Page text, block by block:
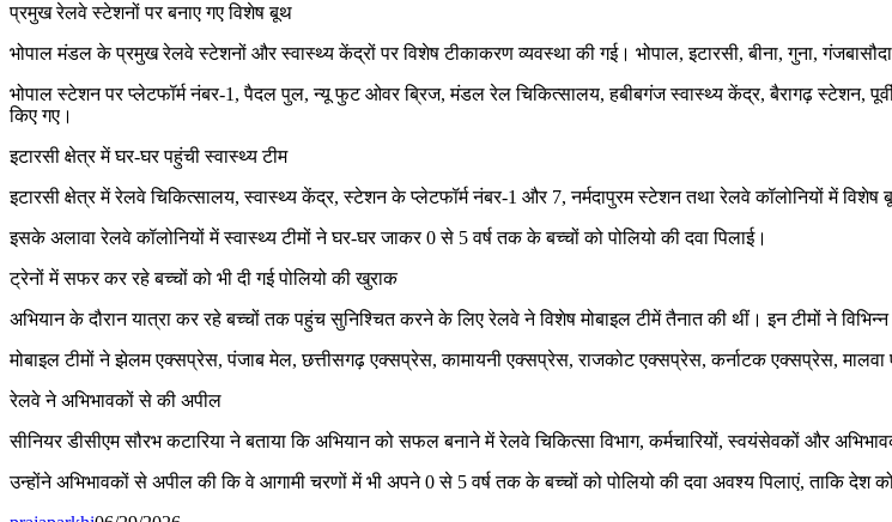
प्रमुख रेलवे स्टेशनों पर बनाए गए विशेष बूथ
भोपाल मंडल के प्रमुख रेलवे स्टेशनों और स्वास्थ्य केंद्रों पर विशेष टीकाकरण व्यवस्था की गई। भोपाल, इटारसी, बीना, गुना,
भोपाल स्टेशन पर प्लेटफॉर्म नंबर-1, पैदल पुल, न्यू फुट ओवर ब्रिज, मंडल रेल चिकित्सालय, हबीबगंज स्वास्थ्य केंद्र, बैरागढ़ स्टेशन,
किए गए।
इटारसी क्षेत्र में घर-घर पहुंची स्वास्थ्य टीम
इटारसी क्षेत्र में रेलवे चिकित्सालय, स्वास्थ्य केंद्र, स्टेशन के प्लेटफॉर्म नंबर-1 और 7, नर्मदापुरम स्टेशन तथा रेलवे कॉलोनियों में विशेष
इसके अलावा रेलवे कॉलोनियों में स्वास्थ्य टीमों ने घर-घर जाकर 0 से 5 वर्ष तक के बच्चों को पोलियो की दवा पिलाई।
ट्रेनों में सफर कर रहे बच्चों को भी दी गई पोलियो की खुराक
अभियान के दौरान यात्रा कर रहे बच्चों तक पहुंच सुनिश्चित करने के लिए रेलवे ने विशेष मोबाइल टीमें तैनात की थीं। इन टीमों ने
मोबाइल टीमों ने झेलम एक्सप्रेस, पंजाब मेल, छत्तीसगढ़ एक्सप्रेस, कामायनी एक्सप्रेस, राजकोट एक्सप्रेस, कर्नाटक एक्सप्रेस, मालवा
रेलवे ने अभिभावकों से की अपील
सीनियर डीसीएम सौरभ कटारिया ने बताया कि अभियान को सफल बनाने में रेलवे चिकित्सा विभाग, कर्मचारियों, स्वयंसेवकों और
उन्होंने अभिभावकों से अपील की कि वे आगामी चरणों में भी अपने 0 से 5 वर्ष तक के बच्चों को पोलियो की दवा अवश्य पिलाएं, ताकि